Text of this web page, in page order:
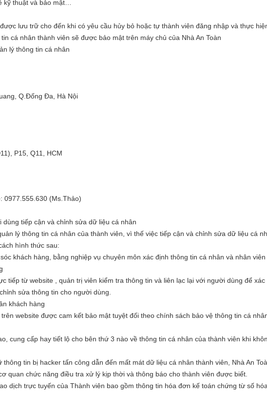
kỹ thuật và bảo mật…
lưu trữ cho đến khi có yêu cầu hủy bỏ hoặc tự thành viên đăng nhập và thực
cá nhân thành viên sẽ được bảo mật trên máy chủ của Nhà An Toàn
lý thông tin cá nhân
Q.Đống Đa, Hà Nội
P15, Q11, HCM
0977.555.630 (Ms.Thảo)
tiếp cận và chỉnh sửa dữ liệu cá nhân
lý thông tin cá nhân của thành viên, vì thế việc tiếp cận và chỉnh sửa dữ liệu cá
hình thức sau:
khách hàng, bằng nghiệp vụ chuyên môn xác định thông tin cá nhân và nhân
tiếp từ website , quản trị viên kiểm tra thông tin và liên lạc lại với người dùng để xác
sửa thông tin cho người dùng.
khách hàng
website được cam kết bảo mật tuyệt đối theo chính sách bảo vệ thông tin cá
cung cấp hay tiết lộ cho bên thứ 3 nào về thông tin cá nhân của thành viên khi
tin bị hacker tấn công dẫn đến mất mát dữ liệu cá nhân thành viên, Nhà An
quan chức năng điều tra xử lý kịp thời và thông báo cho thành viên được biết.
dịch trực tuyến của Thành viên bao gồm thông tin hóa đơn kế toán chứng từ số